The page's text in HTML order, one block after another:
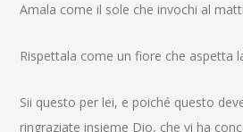
Amala come il sole che invochi al
Rispettala come un fiore che aspetta
Sii questo per lei, e poiché questo
ringraziate insieme Dio, che vi ha